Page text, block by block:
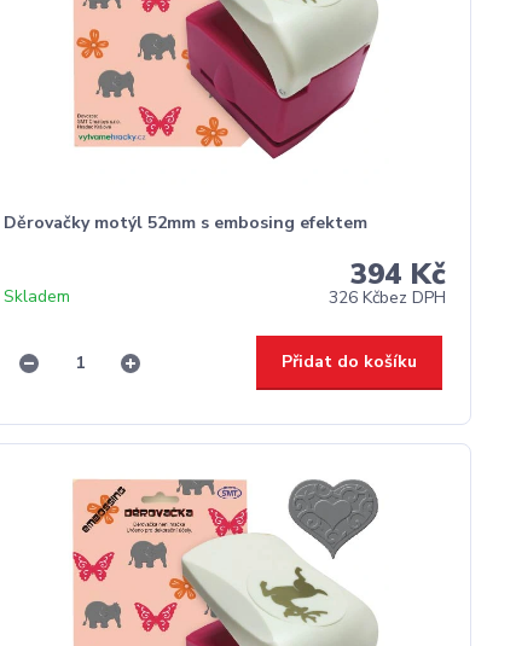
Děrovačky motýl 52mm s embosing efektem
394 Kč
326 Kčbez DPH
Skladem
Přidat do košíku